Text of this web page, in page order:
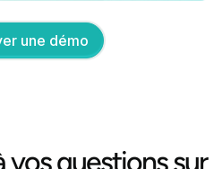
une démo